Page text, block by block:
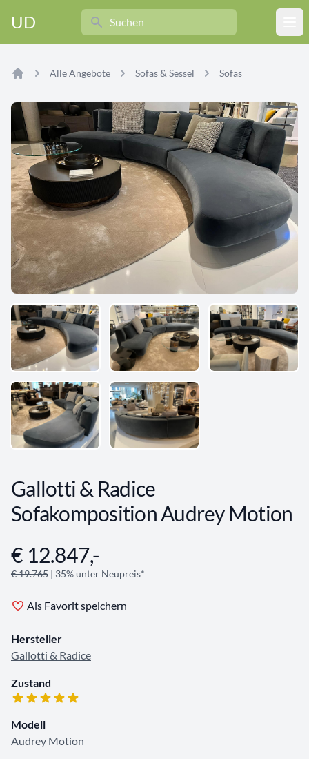
UD
Search
Alle Angebote Sofas & Sessel Sofas
Gallotti & Radice
Sofakomposition Audrey Motion
Angebotsinformationen
€ 12.847,-
€ 19.765 | 35% unter Neupreis*
Als Favorit speichern
Hersteller
Gallotti & Radice
Zustand
Modell
Audrey Motion